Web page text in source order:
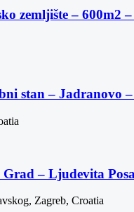
zemljište – 600m2
stan – Jadranovo
– Ljudevita
Zagreb, Croatia